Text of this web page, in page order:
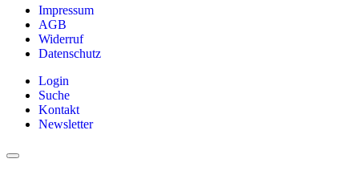
Impressum
AGB
Widerruf
Datenschutz
Login
Suche
Kontakt
Newsletter